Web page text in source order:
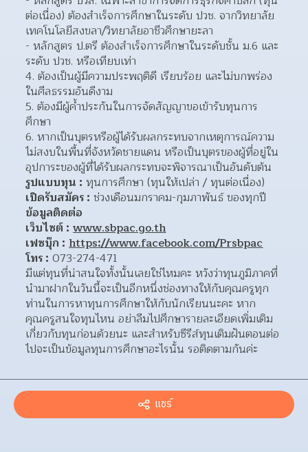
ต่อเนื่อง) ต้องสำเร็จการศึกษาในระดับ ปวช. จากวิทยาลัย
เทคโนโลยีสงขลา/วิทยาลัยอาชีวศึกษายะลา
- หลักสูตร ป.ตรี ต้องสำเร็จการศึกษาในระดับชั้น ม.6 และ
ระดับ ปวช. หรือเทียบเท่า
4. ต้องเป็นผู้มีความประพฤติดี เรียบร้อย และไม่บกพร่อง
ในศีลธรรมอันดีงาม
5. ต้องมีผู้ค้ำประกันในการจัดสัญญาขอเข้ารับทุนการ
ศึกษา
6. หากเป็นบุตรหรือผู้ได้รับผลกระทบจากเหตุการณ์ความ
ไม่สงบในพื้นที่จังหวัดชายแดน หรือเป็นบุตรของผู้ที่อยู่ใน
อุปการะของผู้ที่ได้รับผลกระทบจะพิจารณาเป็นอันดับต้น
รูปแบบทุน : ทุนการศึกษา (ทุนให้เปล่า / ทุนต่อเนื่อง)
เปิดรับสมัคร : ช่วงเดือนมกราคม-กุมภาพันธ์ ของทุกปี
ข้อมูลติดต่อ
เว็บไซต์ : www.sbpac.go.th
เฟซบุ๊ก : https://www.facebook.com/Prsbpac
โทร : 073-274-471
มีแต่ทุนที่น่าสนใจทั้งนั้นเลยใช่ไหมคะ หวังว่าทุนภูมิภาคที่
นำมาฝากในวันนี้จะเป็นอีกหนึ่งช่องทางให้กับคุณครูทุก
ท่านในการหาทุนการศึกษาให้กับนักเรียนนะคะ หาก
คุณครูสนใจทุนไหน อย่าลืมไปศึกษารายละเอียดเพิ่มเติม
เกี่ยวกับทุนก่อนด้วยนะ และสำหรับซีรีส์ทุนเติมฝันตอนต่อ
ไปจะเป็นข้อมูลทุนการศึกษาอะไรนั้น รอติดตามกันค่ะ
แชร์